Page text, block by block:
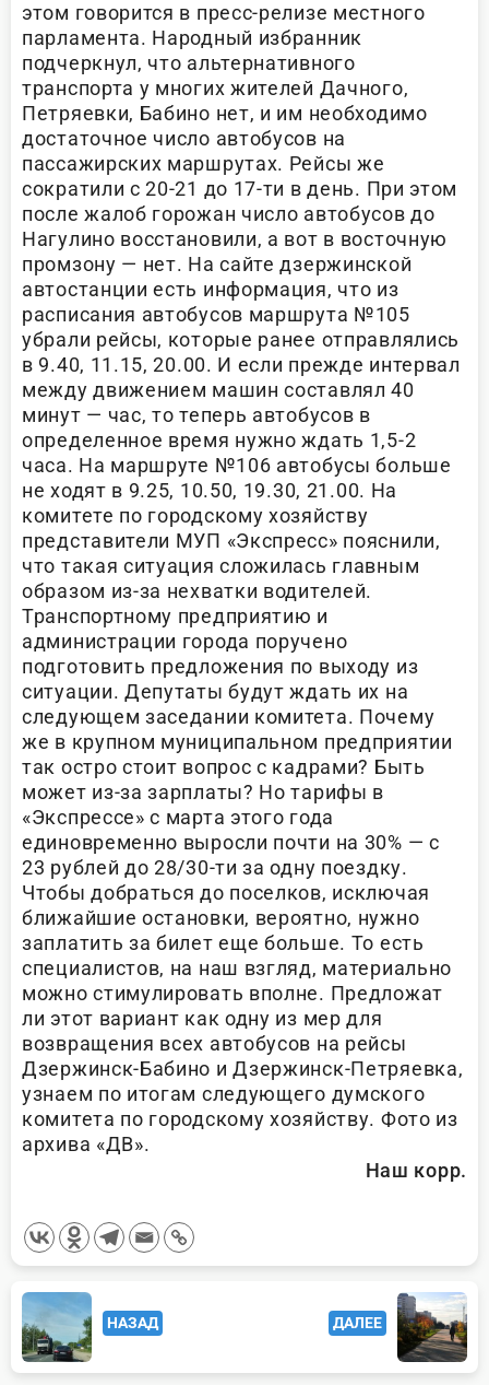
этом говорится в пресс-релизе местного
парламента. Народный избранник
подчеркнул, что альтернативного
транспорта у многих жителей Дачного,
Петряевки, Бабино нет, и им необходимо
достаточное число автобусов на
пассажирских маршрутах. Рейсы же
сократили с 20-21 до 17-ти в день. При этом
после жалоб горожан число автобусов до
Нагулино восстановили, а вот в восточную
промзону — нет. На сайте дзержинской
автостанции есть информация, что из
расписания автобусов маршрута №105
убрали рейсы, которые ранее отправлялись
в 9.40, 11.15, 20.00. И если прежде интервал
между движением машин составлял 40
минут — час, то теперь автобусов в
определенное время нужно ждать 1,5-2
часа. На маршруте №106 автобусы больше
не ходят в 9.25, 10.50, 19.30, 21.00. На
комитете по городскому хозяйству
представители МУП «Экспресс» пояснили,
что такая ситуация сложилась главным
образом из-за нехватки водителей.
Транспортному предприятию и
администрации города поручено
подготовить предложения по выходу из
ситуации. Депутаты будут ждать их на
следующем заседании комитета. Почему
же в крупном муниципальном предприятии
так остро стоит вопрос с кадрами? Быть
может из-за зарплаты? Но тарифы в
«Экспрессе» с марта этого года
единовременно выросли почти на 30% — с
23 рублей до 28/30-ти за одну поездку.
Чтобы добраться до поселков, исключая
ближайшие остановки, вероятно, нужно
заплатить за билет еще больше. То есть
специалистов, на наш взгляд, материально
можно стимулировать вполне. Предложат
ли этот вариант как одну из мер для
возвращения всех автобусов на рейсы
Дзержинск-Бабино и Дзержинск-Петряевка,
узнаем по итогам следующего думского
комитета по городскому хозяйству. Фото из
архива «ДВ».
Наш корр.
<span
class="nav-
subtitle
НАЗАД ДАЛЕЕ